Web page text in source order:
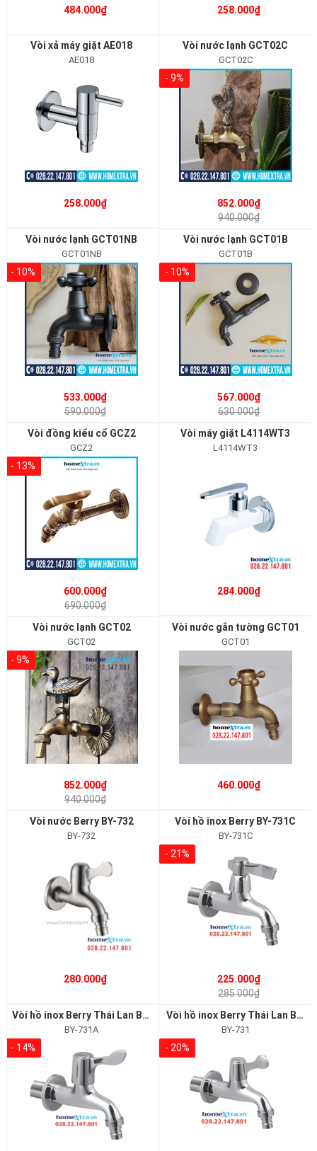
484.000₫ 258.000₫
Vòi xả máy giặt AE018
AE018
258.000₫
Vòi nước lạnh GCT02C
GCT02C
- 9%
852.000₫
940.000₫
Vòi nước lạnh GCT01NB
GCT01NB
- 10%
533.000₫
590.000₫
Vòi nước lạnh GCT01B
GCT01B
- 10%
567.000₫
630.000₫
Vòi đồng kiểu cổ GCZ2
GCZ2
- 13%
600.000₫
690.000₫
Vòi máy giặt L4114WT3
L4114WT3
284.000₫
Vòi nước lạnh GCT02
GCT02
- 9%
852.000₫
940.000₫
Vòi nước gắn tường GCT01
GCT01
460.000₫
Vòi nước Berry BY-732
BY-732
280.000₫
Vòi hồ inox Berry BY-731C
BY-731C
- 21%
225.000₫
285.000₫
Vòi hồ inox Berry Thái Lan BY-731A
BY-731A
- 14%
Vòi hồ inox Berry Thái Lan BY-731
BY-731
- 20%